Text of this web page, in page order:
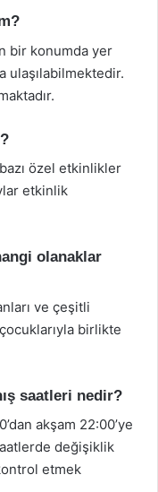
bir konumda yer
ulaşılabilmektedir.
özel etkinlikler
etkinlik
olanaklar
ve çeşitli
birlikte
saatleri nedir?
akşam 22:00’ye
değişiklik
etmek